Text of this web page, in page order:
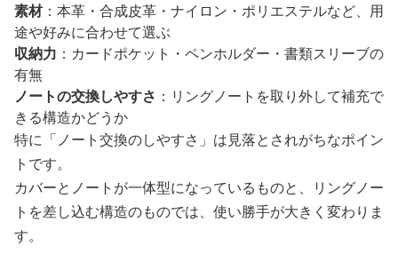
素材：本革・合成皮革・ナイロン・ポリエステルなど、用
途や好みに合わせて選ぶ
収納力 ：カードポケット・ペンホルダー・書類スリーブの
有無
ノートの交換しやすさ ：リングノートを取り外して補充で
きる構造かどうか
特に「ノート交換のしやすさ」は見落とされがちなポイン
トです。
カバーとノートが一体型になっているものと、リングノー
トを差し込む構造のものでは、使い勝手が大きく変わりま
す。